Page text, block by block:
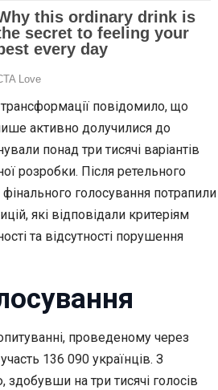
повідомило, що
активно долучилися до
понад три тисячі варіантів
розробки. Після ретельного
голосування потрапили
які відповідали критеріям
та відсутності порушення
проведеному через
136 090 українців. З
на три тисячі голосів